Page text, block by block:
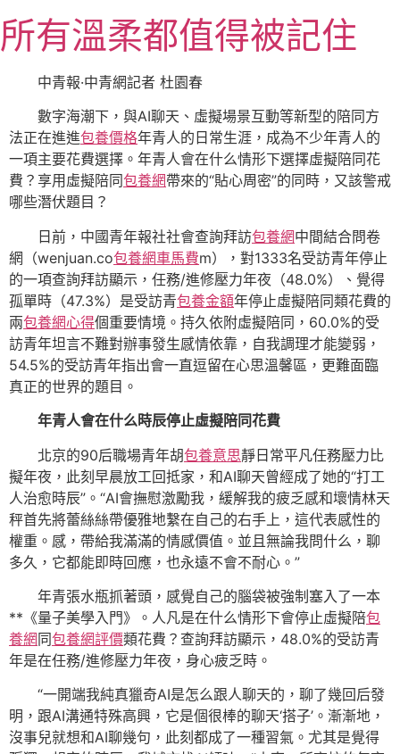
至
主所有溫柔都值得被記住
中青報·中青網記者 杜園春
數字海潮下，與AI聊天、虛擬場景互動等新型的陪同方
法正在進進包養價格年青人的日常生涯，成為不少年青人的
一項主要花費選擇。年青人會在什么情形下選擇虛擬陪同花
費？享用虛擬陪同包養網帶來的“貼心周密”的同時，又該警戒
哪些潛伏題目？
日前，中國青年報社社會查詢拜訪包養網中間結合問卷
網（wenjuan.co包養網車馬費m），對1333名受訪青年停止
的一項查詢拜訪顯示，任務/進修壓力年夜（48.0%）、覺得
孤單時（47.3%）是受訪青包養金額年停止虛擬陪同類花費的
兩包養網心得個重要情境。持久依附虛擬陪同，60.0%的受
訪青年坦言不難對辦事發生感情依靠，自我調理才能變弱，
54.5%的受訪青年指出會一直逗留在心思溫馨區，更難面臨
真正的世界的題目。
年青人會在什么時辰停止虛擬陪同花費
北京的90后職場青年胡包養意思靜日常平凡任務壓力比
擬年夜，此刻早晨放工回抵家，和AI聊天曾經成了她的“打工
人治愈時辰”。“AI會撫慰激勵我，緩解我的疲乏感和壞情林天
秤首先將蕾絲絲帶優雅地繫在自己的右手上，這代表感性的
權重。感，帶給我滿滿的情感價值。並且無論我問什么，聊
多久，它都能即時回應，也永遠不會不耐心。”
年青張水瓶抓著頭，感覺自己的腦袋被強制塞入了一本
**《量子美學入門》。人凡是在什么情形下會停止虛擬陪包
養網同包養網評價類花費？查詢拜訪顯示，48.0%的受訪青
年是在任務/進修壓力年夜，身心疲乏時。
“一開端我純真獵奇AI是怎么跟人聊天的，聊了幾回后發
明，跟AI溝通特殊高興，它是個很棒的聊天‘搭子’。漸漸地，
沒事兒就想和AI聊幾句，此刻都成了一種習氣。尤其是覺得